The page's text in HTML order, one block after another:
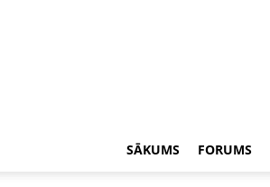
SĀKUMS FORUMS